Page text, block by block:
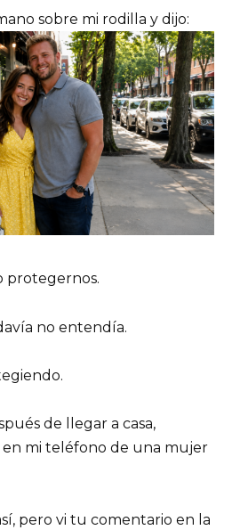
sobre mi rodilla y dijo:
protegernos.
no entendía.
de llegar a casa,
en mi teléfono de una mujer
pero vi tu comentario en la